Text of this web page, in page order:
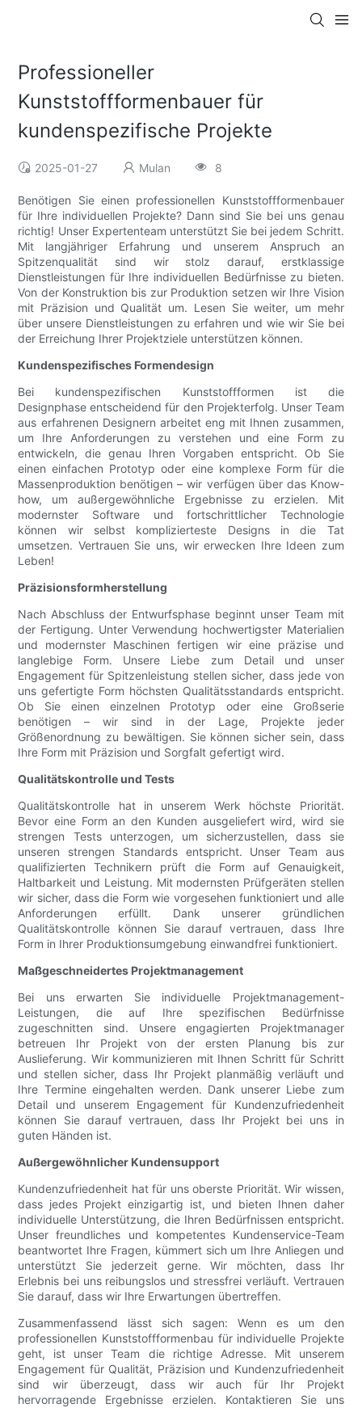
Professioneller
Kunststoffformenbauer für
kundenspezifische Projekte
2025-01-27 Mulan 8
Benötigen Sie einen professionellen Kunststoffformenbauer
für Ihre individuellen Projekte? Dann sind Sie bei uns genau
richtig! Unser Expertenteam unterstützt Sie bei jedem Schritt.
Mit langjähriger Erfahrung und unserem Anspruch an
Spitzenqualität sind wir stolz darauf, erstklassige
Dienstleistungen für Ihre individuellen Bedürfnisse zu bieten.
Von der Konstruktion bis zur Produktion setzen wir Ihre Vision
mit Präzision und Qualität um. Lesen Sie weiter, um mehr
über unsere Dienstleistungen zu erfahren und wie wir Sie bei
der Erreichung Ihrer Projektziele unterstützen können.
Kundenspezifisches Formendesign
Bei kundenspezifischen Kunststoffformen ist die
Designphase entscheidend für den Projekterfolg. Unser Team
aus erfahrenen Designern arbeitet eng mit Ihnen zusammen,
um Ihre Anforderungen zu verstehen und eine Form zu
entwickeln, die genau Ihren Vorgaben entspricht. Ob Sie
einen einfachen Prototyp oder eine komplexe Form für die
Massenproduktion benötigen – wir verfügen über das Know-
how, um außergewöhnliche Ergebnisse zu erzielen. Mit
modernster Software und fortschrittlicher Technologie
können wir selbst komplizierteste Designs in die Tat
umsetzen. Vertrauen Sie uns, wir erwecken Ihre Ideen zum
Leben!
Präzisionsformherstellung
Nach Abschluss der Entwurfsphase beginnt unser Team mit
der Fertigung. Unter Verwendung hochwertigster Materialien
und modernster Maschinen fertigen wir eine präzise und
langlebige Form. Unsere Liebe zum Detail und unser
Engagement für Spitzenleistung stellen sicher, dass jede von
uns gefertigte Form höchsten Qualitätsstandards entspricht.
Ob Sie einen einzelnen Prototyp oder eine Großserie
benötigen – wir sind in der Lage, Projekte jeder
Größenordnung zu bewältigen. Sie können sicher sein, dass
Ihre Form mit Präzision und Sorgfalt gefertigt wird.
Qualitätskontrolle und Tests
Qualitätskontrolle hat in unserem Werk höchste Priorität.
Bevor eine Form an den Kunden ausgeliefert wird, wird sie
strengen Tests unterzogen, um sicherzustellen, dass sie
unseren strengen Standards entspricht. Unser Team aus
qualifizierten Technikern prüft die Form auf Genauigkeit,
Haltbarkeit und Leistung. Mit modernsten Prüfgeräten stellen
wir sicher, dass die Form wie vorgesehen funktioniert und alle
Anforderungen erfüllt. Dank unserer gründlichen
Qualitätskontrolle können Sie darauf vertrauen, dass Ihre
Form in Ihrer Produktionsumgebung einwandfrei funktioniert.
Maßgeschneidertes Projektmanagement
Bei uns erwarten Sie individuelle Projektmanagement-
Leistungen, die auf Ihre spezifischen Bedürfnisse
zugeschnitten sind. Unsere engagierten Projektmanager
betreuen Ihr Projekt von der ersten Planung bis zur
Auslieferung. Wir kommunizieren mit Ihnen Schritt für Schritt
und stellen sicher, dass Ihr Projekt planmäßig verläuft und
Ihre Termine eingehalten werden. Dank unserer Liebe zum
Detail und unserem Engagement für Kundenzufriedenheit
können Sie darauf vertrauen, dass Ihr Projekt bei uns in
guten Händen ist.
Außergewöhnlicher Kundensupport
Kundenzufriedenheit hat für uns oberste Priorität. Wir wissen,
dass jedes Projekt einzigartig ist, und bieten Ihnen daher
individuelle Unterstützung, die Ihren Bedürfnissen entspricht.
Unser freundliches und kompetentes Kundenservice-Team
beantwortet Ihre Fragen, kümmert sich um Ihre Anliegen und
unterstützt Sie jederzeit gerne. Wir möchten, dass Ihr
Erlebnis bei uns reibungslos und stressfrei verläuft. Vertrauen
Sie darauf, dass wir Ihre Erwartungen übertreffen.
Zusammenfassend lässt sich sagen: Wenn es um den
professionellen Kunststoffformenbau für individuelle Projekte
geht, ist unser Team die richtige Adresse. Mit unserem
Engagement für Qualität, Präzision und Kundenzufriedenheit
sind wir überzeugt, dass wir auch für Ihr Projekt
hervorragende Ergebnisse erzielen. Kontaktieren Sie uns